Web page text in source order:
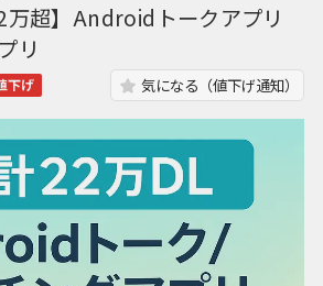
万超】Androidトークアプリ
リ
下げ 気になる（値下げ通知）